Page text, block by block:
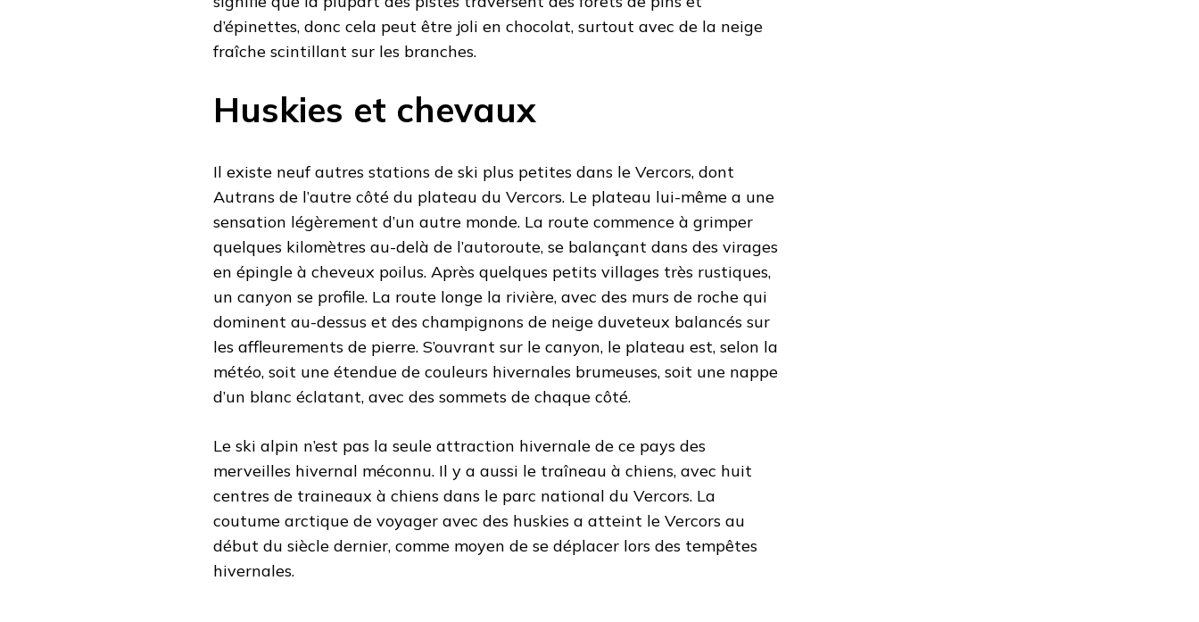
d’épinettes, donc cela peut être joli en chocolat, surtout avec de la neige
fraîche scintillant sur les branches.
Huskies et chevaux
Il existe neuf autres stations de ski plus petites dans le Vercors, dont
Autrans de l’autre côté du plateau du Vercors. Le plateau lui-même a une
sensation légèrement d’un autre monde. La route commence à grimper
quelques kilomètres au-delà de l’autoroute, se balançant dans des virages
en épingle à cheveux poilus. Après quelques petits villages très rustiques,
un canyon se profile. La route longe la rivière, avec des murs de roche qui
dominent au-dessus et des champignons de neige duveteux balancés sur
les affleurements de pierre. S’ouvrant sur le canyon, le plateau est, selon la
météo, soit une étendue de couleurs hivernales brumeuses, soit une nappe
d’un blanc éclatant, avec des sommets de chaque côté.
Le ski alpin n’est pas la seule attraction hivernale de ce pays des
merveilles hivernal méconnu. Il y a aussi le traîneau à chiens, avec huit
centres de traineaux à chiens dans le parc national du Vercors. La
coutume arctique de voyager avec des huskies a atteint le Vercors au
début du siècle dernier, comme moyen de se déplacer lors des tempêtes
hivernales.